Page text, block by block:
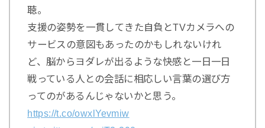
聴。
支援の姿勢を一貫してきた自負とTVカメラへの
サービスの意図もあったのかもしれないけれ
ど、脳からヨダレが出るような快感と一日一日
戦っている人との会話に相応しい言葉の選び方
ってのがあるんじゃないかと思う。
https://t.co/owxlYevmiw